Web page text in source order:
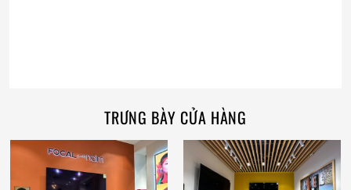
TRƯNG BÀY CỬA HÀNG